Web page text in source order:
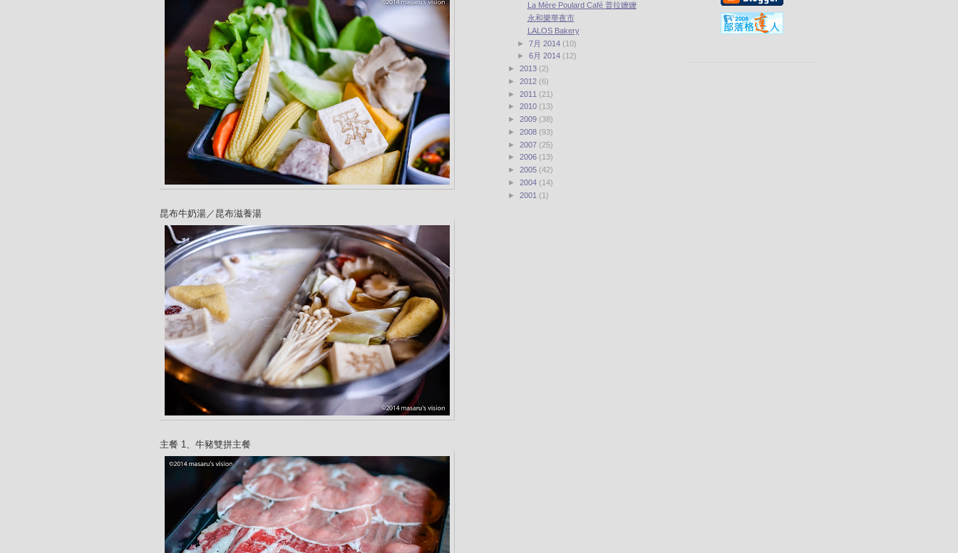
昆布牛奶湯／昆布滋養湯
主餐 1、牛豬雙拼主餐
La Mère Poulard Café 普拉嬤嬤
永和樂華夜市
LALOS Bakery
►7月 2014 (10)
►6月 2014 (12)
► 2013 (2)
► 2012 (6)
► 2011 (21)
► 2010 (13)
► 2009 (38)
► 2008 (93)
► 2007 (25)
► 2006 (13)
► 2005 (42)
► 2004 (14)
► 2001 (1)